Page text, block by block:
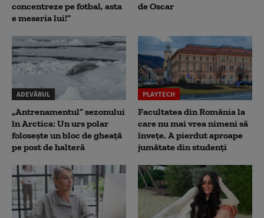
concentreze pe fotbal, asta
e meseria lui!”
de Oscar
ADEVĂRUL
„Antrenamentul” sezonului
în Arctica: Un urs polar
folosește un bloc de gheață
pe post de halteră
PLAYTECH
Facultatea din România la
care nu mai vrea nimeni să
înveţe. A pierdut aproape
jumătate din studenţi